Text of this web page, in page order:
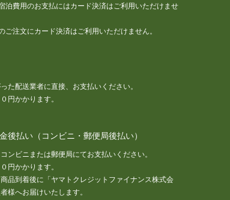
泊費用のお支払にはカード決済はご利用いただけませ
ご注文にカード決済はご利用いただけません。
た配送業者に直接、お支払いください。
円かかります。
後払い（コンビニ・郵便局後払い）
ンビニまたは郵便局にてお支払いください。
円かかります。
品到着後に「ヤマトクレジットファイナンス株式会
様へお届けいたします。